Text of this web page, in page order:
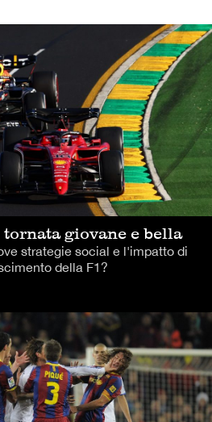
giovane e bella
strategie social e l'impatto di
della F1?